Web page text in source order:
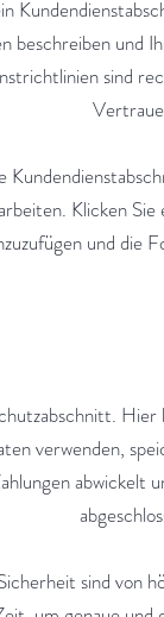
beschreiben und
sind
Klicken
und die
verwenden,
abwickelt
sind von